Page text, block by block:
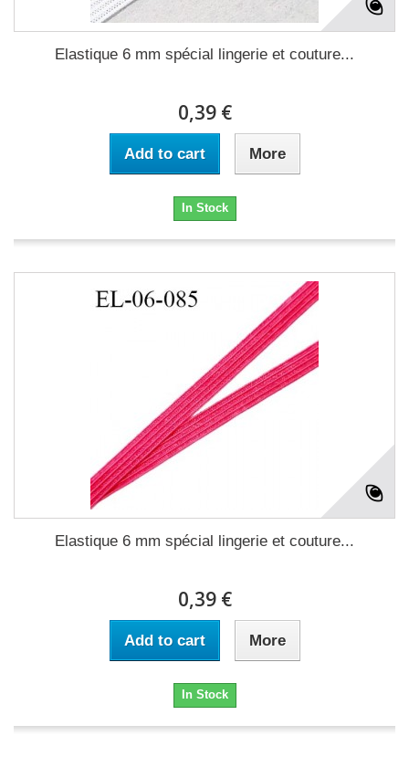
Elastique 6 mm spécial lingerie et couture...
0,39 €
Add to cart More
In Stock
Elastique 6 mm spécial lingerie et couture...
0,39 €
Add to cart More
In Stock